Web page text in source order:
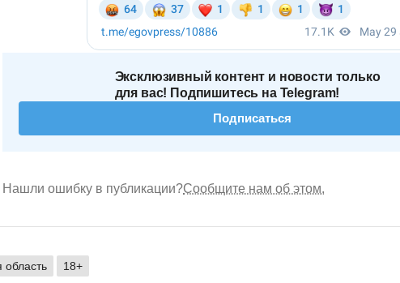
Эксклюзивный контент и новости только
для вас! Подпишитесь на Telegram!
Подписаться
Нашли ошибку в публикации?Сообщите нам об этом.
область 18+